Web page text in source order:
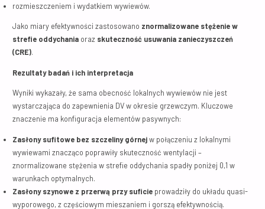
rozmieszczeniem i wydatkiem wywiewów.
Jako miary efektywności zastosowano znormalizowane stężenie w
strefie oddychania oraz skuteczność usuwania zanieczyszczeń
(CRE).
Rezultaty badań i ich interpretacja
Wyniki wykazały, że sama obecność lokalnych wywiewów nie jest
wystarczająca do zapewnienia DV w okresie grzewczym. Kluczowe
znaczenie ma konfiguracja elementów pasywnych:
Zasłony sufitowe bez szczeliny górnejw połączeniu z lokalnymi
wywiewami znacząco poprawiły skuteczność wentylacji –
znormalizowane stężenia w strefie oddychania spadły poniżej 0,1 w
warunkach optymalnych.
Zasłony szynowe z przerwą przy suficie prowadziły do układu quasi-
wyporowego, z częściowym mieszaniem i gorszą efektywnością.